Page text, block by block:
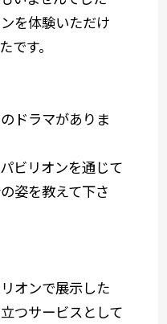
を体験いただけ
です。
ドラマがありま
ビリオンを通じて
姿を教えて下さ
オンで展示した
つサービスとして